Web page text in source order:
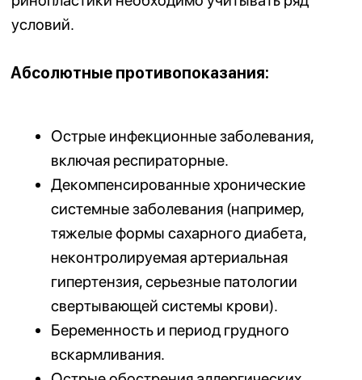
Какие результаты вы получите
после функциональной
ринопластики в V-ENT
После операции — наблюдение,